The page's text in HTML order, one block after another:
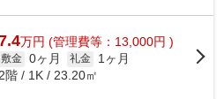
万円 (管理費等：13,000円 )
敷金 0ヶ月 礼金
1ヶ月
2階 / 1K / 23.20㎡